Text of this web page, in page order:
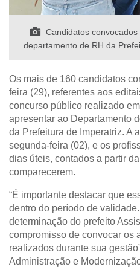
Candidatos
departamento de RH da
Os mais de 160 candidatos
feira (29), referentes aos
concurso público realizado
apresentar ao Departamento
da Prefeitura de Imperatriz. A
segunda-feira (02), e os
dias úteis, contados a partir
comparecerem.
“É importante destacar que
dentro do período de
determinação do prefeito
compromisso de convocar os
realizados durante sua
Administração e